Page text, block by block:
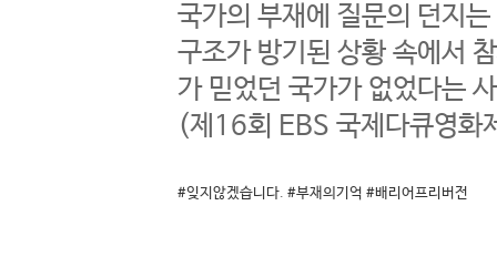
국가의 부재에 질문의 던지
구조가 방기된 상황 속에서
가 믿었던 국가가 없었다는
(제16회 EBS 국제다큐영화
#잊지않겠습니다. #부재의기억 #배리어프리버전